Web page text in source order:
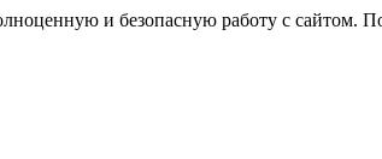
и безопасную работу с сайтом.